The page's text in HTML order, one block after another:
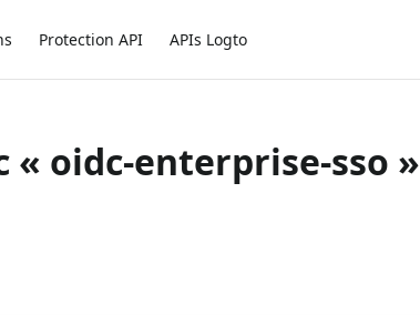
Protection API APIs Logto
« oidc-enterprise-sso »